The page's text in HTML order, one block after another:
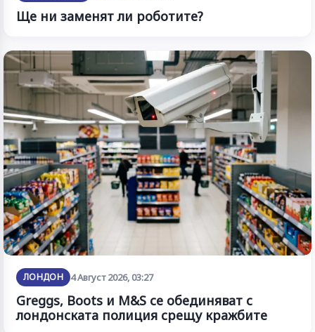
Ще ни заменят ли роботите?
ЛОНДОН 4 Август 2026, 03:27
Greggs, Boots и M&S се обединяват с
лондонската полиция срещу кражбите